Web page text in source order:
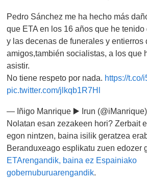
Pedro Sánchez me ha hecho más
que ETA en los 16 años que he
y las decenas de funerales y entierros
amigos,también socialistas, a los que
asistir.
No tiene respeto por nada. https://t.co/
pic.twitter.com/jlkqb1R7Hl
— Iñigo Manrique ▶️ Irun
Nolatan esan zezakeen hori? Zerbait
egon nintzen, baina isilik geratzea
Beranduxeago esplikatu zuen edozer
ETArengandik, baina ez Espainiako
gobernuburuarengandik.